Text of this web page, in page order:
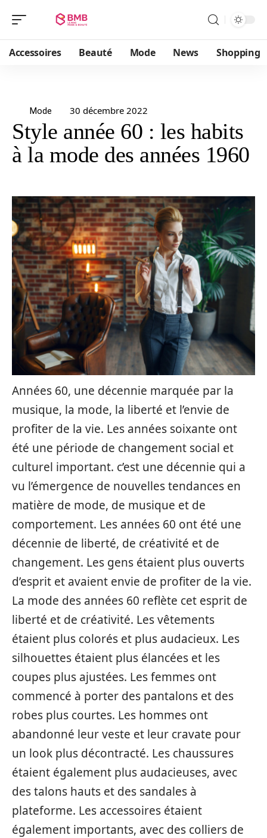
Accessoires Beauté Mode News Shopping
Mode 30 décembre 2022
Style année 60 : les habits
à la mode des années 1960
Années 60, une décennie marquée par la
musique, la mode, la liberté et l’envie de
profiter de la vie. Les années soixante ont
été une période de changement social et
culturel important. c’est une décennie qui a
vu l’émergence de nouvelles tendances en
matière de mode, de musique et de
comportement. Les années 60 ont été une
décennie de liberté, de créativité et de
changement. Les gens étaient plus ouverts
d’esprit et avaient envie de profiter de la vie.
La mode des années 60 reflète cet esprit de
liberté et de créativité. Les vêtements
étaient plus colorés et plus audacieux. Les
silhouettes étaient plus élancées et les
coupes plus ajustées. Les femmes ont
commencé à porter des pantalons et des
robes plus courtes. Les hommes ont
abandonné leur veste et leur cravate pour
un look plus décontracté. Les chaussures
étaient également plus audacieuses, avec
des talons hauts et des sandales à
plateforme. Les accessoires étaient
également importants, avec des colliers de